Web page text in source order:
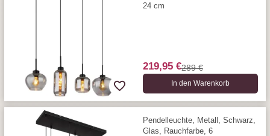
24 cm
219,95 €289 €
In den Warenkorb
Pendelleuchte, Metall, Schwarz,
Glas, Rauchfarbe, 6